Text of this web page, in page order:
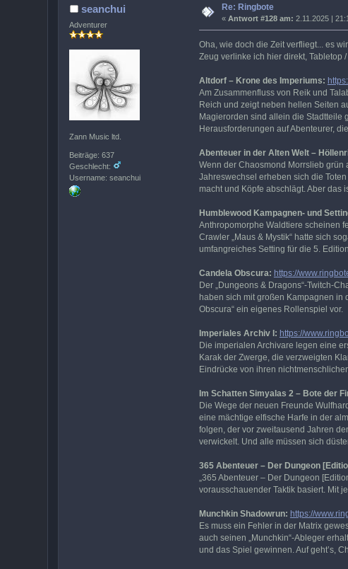
seanchui
Adventurer
Zann Music ltd.
Beiträge: 637
Geschlecht:
Username: seanchui
Re: Ringbote
«Antwort #128 am: 2.11.2025 |
Oha, wie doch die Zeit verfliegt... es
Zeug verlinke ich hier direkt, Tabletop
Altdorf – Krone des Imperiums:
Am Zusammenfluss von Reik und
Reich und zeigt neben hellen Seiten
Magierorden sind allein die Stadtteile
Herausforderungen auf Abenteurer,
Abenteuer in der Alten Welt –
Wenn der Chaosmond Morrslieb grün
Jahreswechsel erheben sich die
macht und Köpfe abschlägt. Aber
Humblewood Kampagnen- und
Anthropomorphe Waldtiere scheinen
Crawler „Maus & Mystik“ hatte sich
umfangreiches Setting für die 5.
Candela Obscura: https://
Der „Dungeons & Dragons“-Twitch-
haben sich mit großen Kampagnen
Obscura“ ein eigenes Rollenspiel vor.
Imperiales Archiv I: https://
Die imperialen Archivare legen eine
Karak der Zwerge, die verzweigten
Eindrücke von ihren
Im Schatten Simyalas 2 – Bote der
Die Wege der neuen Freunde
eine mächtige elfische Harfe in der
folgen, der vor zweitausend Jahren
verwickelt. Und alle müssen sich
365 Abenteuer – Der Dungeon
„365 Abenteuer – Der Dungeon
vorausschauender Taktik basiert. Mit
Munchkin Shadowrun: https://
Es muss ein Fehler in der Matrix
auch seinen „Munchkin“-Ableger
und das Spiel gewinnen. Auf geht’s,